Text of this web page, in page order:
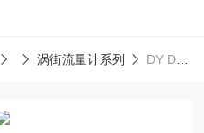
涡街流量计系列 DY DN300横河涡街流量计